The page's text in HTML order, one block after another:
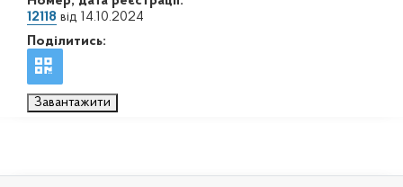
12118 від 14.10.2024
Поділитись:
Завантажити